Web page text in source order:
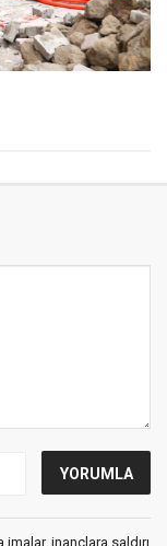
inançlara saldırı